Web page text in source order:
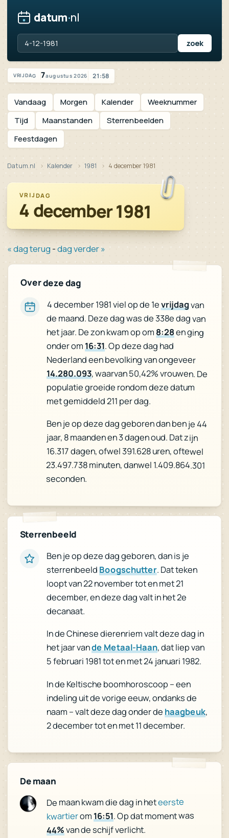
datum·nl
Vandaag is het vrijdag 7 augustus 2026
VRIJDAG 7augustus 2026 21:58
Vandaag Morgen Kalender
Weeknummer
Tijd
Maanstanden
Sterrenbeelden
Feestdagen
Datum.nl Kalender 1981 4 december 1981
VRIJDAG
4 december 1981
« dag terug -dag verder »
Over deze dag
4 december 1981 viel op de 1evrijdagvan
de maand. Deze dag was de 338e dag van
het jaar. De zon kwam op om8:28en ging
onder om 16:31. Op deze dag had
Nederland een bevolking van ongeveer
14.280.093, waarvan 50,42% vrouwen. De
populatie groeide rondom deze datum
met gemiddeld 211 per dag.
Ben je op deze dag geboren dan ben je 44
jaar, 8 maanden en 3 dagen oud. Dat zijn
16.317 dagen, ofwel 391.628 uren, oftewel
23.497.738 minuten, danwel 1.409.864.301
seconden.
Sterrenbeeld
Ben je op deze dag geboren, dan is je
sterrenbeeld Boogschutter. Dat teken
loopt van 22 november tot en met 21
december, en deze dag valt in het 2e
decanaat.
In de Chinese dierenriem valt deze dag in
het jaar vande Metaal-Haan, dat liep van
5 februari 1981 tot en met 24 januari 1982.
In de Keltische boomhoroscoop – een
indeling uit de vorige eeuw, ondanks de
naam – valt deze dag onder de haagbeuk,
2 december tot en met 11 december.
De maan
De maan kwam die dag in heteerste
kwartierom 16:51. Op dat moment was
44%van de schijf verlicht.